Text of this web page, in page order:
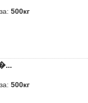
500кг
500кг